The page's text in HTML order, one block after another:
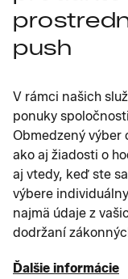
push
V rámci našich
ponuky
Obmedzený výber
ako aj žiadosti o
aj vtedy, keď ste
výbere
najmä údaje z
dodržaní
Ďalšie informácie